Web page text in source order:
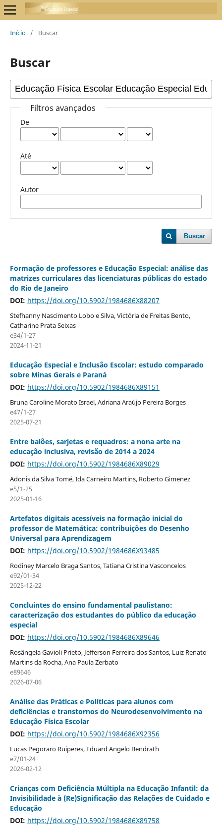
Início / Buscar
Buscar
Filtros avançados
De
Até
Autor
Buscar
Formação de professores e Educação Especial: análise das
matrizes curriculares das licenciaturas públicas do estado
do Rio de Janeiro
DOI: https://doi.org/10.5902/1984686X88207
Stefhanny Nascimento Lobo e Silva, Victória de Freitas Bento,
Catharine Prata Seixas
e34/1-27
2024-11-21
Educação Especial e Inclusão Escolar: estudo comparado
sobre Minas Gerais e Paraná
DOI: https://doi.org/10.5902/1984686X89151
Bruna Caroline Morato Israel, Adriana Araújo Pereira Borges
e47/1-27
2025-07-21
Entre balões, sarjetas e requadros: a nona arte na
educação inclusiva, revisão de 2014 a 2024
DOI: https://doi.org/10.5902/1984686X89029
Adonis da Silva Tomé, Ida Carneiro Martins, Roberto Gimenez
e5/1-25
2025-01-16
Artefatos digitais acessíveis na formação inicial do
professor de Matemática: contribuições do Desenho
Universal para Aprendizagem
DOI: https://doi.org/10.5902/1984686X93485
Rodiney Marcelo Braga Santos, Tatiana Cristina Vasconcelos
e92/01-34
2025-12-22
Concluintes do ensino fundamental paulistano:
caracterização dos estudantes do público da educação
especial
DOI: https://doi.org/10.5902/1984686X89646
Rosângela Gavioli Prieto, Jefferson Ferreira dos Santos, Luiz Renato
Martins da Rocha, Ana Paula Zerbato
e89646
2026-07-06
Análise das Práticas e Políticas para alunos com
deficiências e transtornos do Neurodesenvolvimento na
Educação Física Escolar
DOI: https://doi.org/10.5902/1984686X92356
Lucas Pegoraro Ruiperes, Eduard Angelo Bendrath
e7/01-24
2026-02-12
Crianças com Deficiência Múltipla na Educação Infantil: da
Invisibilidade à (Re)Significação das Relações de Cuidado e
Educação
DOI: https://doi.org/10.5902/1984686X89758